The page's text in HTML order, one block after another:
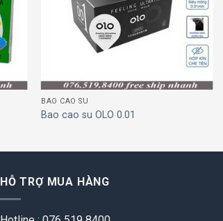
BAO CAO SU
Bao cao su OLO 0.01
HỖ TRỢ MUA HÀNG